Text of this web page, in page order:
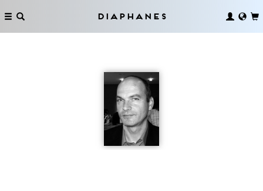
Diaphanes